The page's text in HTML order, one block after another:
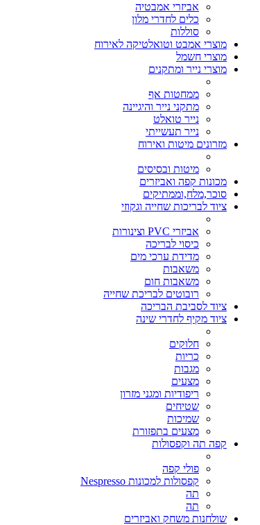
אביזרי אמבטיה
כלים לחדרי מלון
סוללות
מוצרי אמבט וטואלטיקה לאירוח
מוצרי חשמל
מוצרי נייר ומתקנים
ממחטות אף
מתקני נייר והיגיינה
נייר טואלט
נייר תעשייתי
מזרונים מיטות ואירוח
מיטות ובסיסים
מכונות קפה ואביזרים
סוכר,מלח,וממתיקים
ציוד לבריכות שחייה וגקוזי
אביזרי PVC וצינורות
כיסוי לבריכה
מדידת ערכי מים
משאבות
משאבות חום
רובוטים לבריכת שחייה
ציוד לסביבת הבריכה
ציוד מקיף לחדרי שינה
חלוקים
כריות
מגבות
מצעים
ריפודיות ומגני מזרון
שטיחים
שמיכות
מצעים בתפזורת
קפה תה וקפסולות
פולי קפה
קפסולות למכונות Nespresso
תה
תה
שולחנות משחק ואביזרים